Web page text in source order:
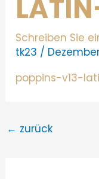
Schreiben Sie
tk23 /
poppins-v13-
← zurück